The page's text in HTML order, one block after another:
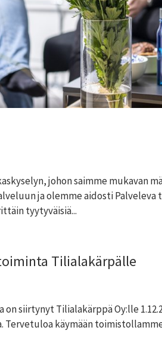
johon saimme mukavan
ja olemme aidosti Palveleva
tyytyväisiä...
Tilialakärpälle
siirtynyt Tilialakärppä Oy:lle
käymään